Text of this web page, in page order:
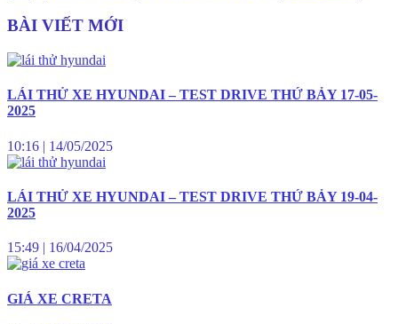
BÀI VIẾT MỚI
LÁI THỬ XE HYUNDAI – TEST DRIVE THỨ BẢY 17-05-
2025
10:16 | 14/05/2025
LÁI THỬ XE HYUNDAI – TEST DRIVE THỨ BẢY 19-04-
2025
15:49 | 16/04/2025
GIÁ XE CRETA